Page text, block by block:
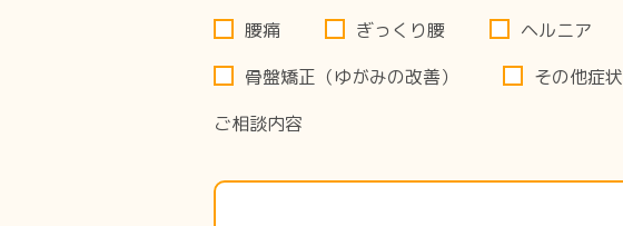
腰痛 ぎっくり腰 ヘルニア
骨盤矯正（ゆがみの改善）
その他症状
ご相談内容